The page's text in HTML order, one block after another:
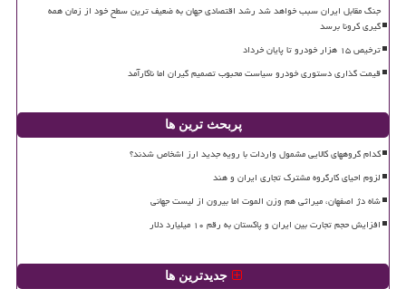
جنگ مقابل ایران سبب خواهد شد رشد اقتصادی جهان به ضعیف ترین سطح خود از زمان همه
گیری کرونا برسد
ترخیص ۱۵ هزار خودرو تا پایان خرداد
قیمت گذاری دستوری خودرو سیاست محبوب تصمیم گیران اما ناکارآمد
پربحث ترین ها
کدام گروههای کالایی مشمول واردات با رویه جدید ارز اشخاص شدند؟
لزوم احیای کارگروه مشترک تجاری ایران و هند
شاه دژ اصفهان، میراثی هم وزن الموت اما بیرون از لیست جهانی
افزایش حجم تجارت بین ایران و پاکستان به رقم ۱۰ میلیارد دلار
جدیدترین ها